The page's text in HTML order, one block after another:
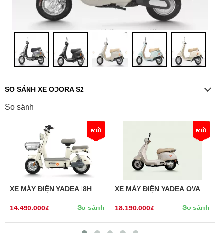
SO SÁNH XE ODORA S2
So sánh
XE MÁY ĐIỆN YADEA I8H
14.490.000₫ So sánh
XE MÁY ĐIỆN YADEA OVA
18.190.000₫ So sánh